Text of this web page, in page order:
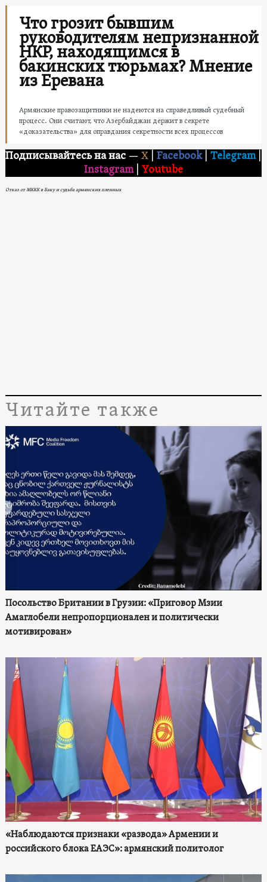
Что грозит бывшим
руководителям непризнанной
НКР, находящимся в
бакинских тюрьмах? Мнение
из Еревана
Армянские правозащитники не надеются на справедливый судебный
процесс. Они считают, что Азербайджан держит в секрете
«доказательства» для оправдания секретности всех процессов
Подписывайтесь на нас — X Facebook Telegram|
Instagram
Youtube
Отказ от МККК в Баку и судьба армянских пленных
Читайте также
Посольство Британии в Грузии: «Приговор Мзии
Амаглобели непропорционален и политически
мотивирован»
«Наблюдаются признаки «развода» Армении и
российского блока ЕАЭС»: армянский политолог